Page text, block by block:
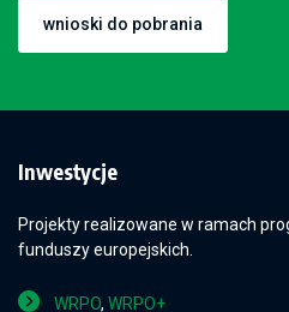
wnioski do pobrania
Inwestycje
Projekty realizowane w ramach
funduszy europejskich.
WRPO, WRPO+